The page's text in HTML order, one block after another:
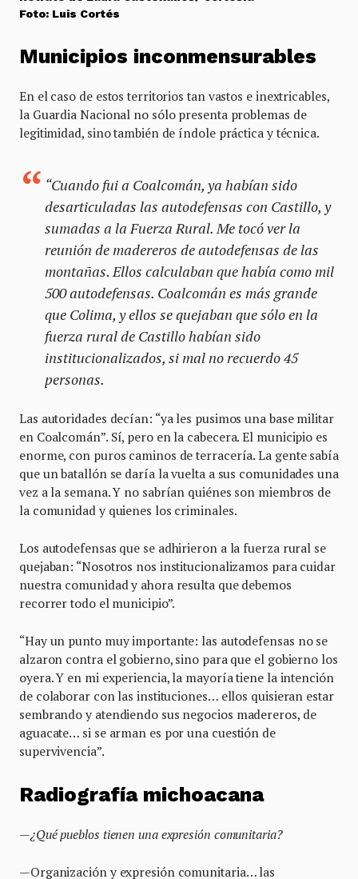
Foto: Luis Cortés
Municipios inconmensurables
En el caso de estos territorios tan vastos e inextricables,
la Guardia Nacional no sólo presenta problemas de
legitimidad, sino también de índole práctica y técnica.
“Cuando fui a Coalcomán, ya habían sido
desarticuladas las autodefensas con Castillo, y
sumadas a la Fuerza Rural. Me tocó ver la
reunión de madereros de autodefensas de las
montañas. Ellos calculaban que había como mil
500 autodefensas. Coalcomán es más grande
que Colima, y ellos se quejaban que sólo en la
fuerza rural de Castillo habían sido
institucionalizados, si mal no recuerdo 45
personas.
Las autoridades decían: “ya les pusimos una base militar
en Coalcomán”. Sí, pero en la cabecera. El municipio es
enorme, con puros caminos de terracería. La gente sabía
que un batallón se daría la vuelta a sus comunidades una
vez a la semana. Y no sabrían quiénes son miembros de
la comunidad y quienes los criminales.
Los autodefensas que se adhirieron a la fuerza rural se
quejaban: “Nosotros nos institucionalizamos para cuidar
nuestra comunidad y ahora resulta que debemos
recorrer todo el municipio”.
“Hay un punto muy importante: las autodefensas no se
alzaron contra el gobierno, sino para que el gobierno los
oyera. Y en mi experiencia, la mayoría tiene la intención
de colaborar con las instituciones… ellos quisieran estar
sembrando y atendiendo sus negocios madereros, de
aguacate… si se arman es por una cuestión de
supervivencia”.
Radiografía michoacana
—¿Qué pueblos tienen una expresión comunitaria?
—Organización y expresión comunitaria… las